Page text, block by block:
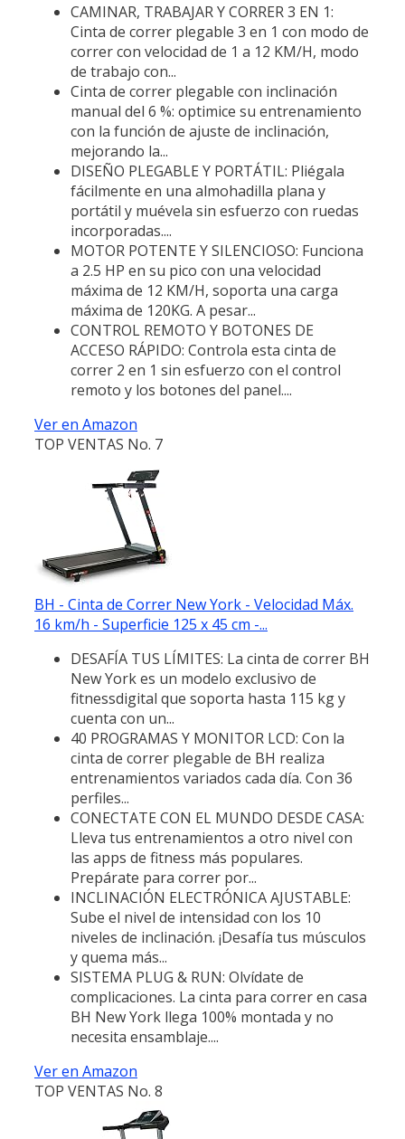
CAMINAR, TRABAJAR Y CORRER 3 EN 1:
Cinta de correr plegable 3 en 1 con modo de
correr con velocidad de 1 a 12 KM/H, modo
de trabajo con...
Cinta de correr plegable con inclinación
manual del 6 %: optimice su entrenamiento
con la función de ajuste de inclinación,
mejorando la...
DISEÑO PLEGABLE Y PORTÁTIL: Pliégala
fácilmente en una almohadilla plana y
portátil y muévela sin esfuerzo con ruedas
incorporadas....
MOTOR POTENTE Y SILENCIOSO: Funciona
a 2.5 HP en su pico con una velocidad
máxima de 12 KM/H, soporta una carga
máxima de 120KG. A pesar...
CONTROL REMOTO Y BOTONES DE
ACCESO RÁPIDO: Controla esta cinta de
correr 2 en 1 sin esfuerzo con el control
remoto y los botones del panel....
Ver en Amazon
TOP VENTAS No. 7
BH - Cinta de Correr New York - Velocidad Máx.
16 km/h - Superficie 125 x 45 cm -...
DESAFÍA TUS LÍMITES: La cinta de correr BH
New York es un modelo exclusivo de
fitnessdigital que soporta hasta 115 kg y
cuenta con un...
40 PROGRAMAS Y MONITOR LCD: Con la
cinta de correr plegable de BH realiza
entrenamientos variados cada día. Con 36
perfiles...
CONECTATE CON EL MUNDO DESDE CASA:
Lleva tus entrenamientos a otro nivel con
las apps de fitness más populares.
Prepárate para correr por...
INCLINACIÓN ELECTRÓNICA AJUSTABLE:
Sube el nivel de intensidad con los 10
niveles de inclinación. ¡Desafía tus músculos
y quema más...
SISTEMA PLUG & RUN: Olvídate de
complicaciones. La cinta para correr en casa
BH New York llega 100% montada y no
necesita ensamblaje....
Ver en Amazon
TOP VENTAS No. 8